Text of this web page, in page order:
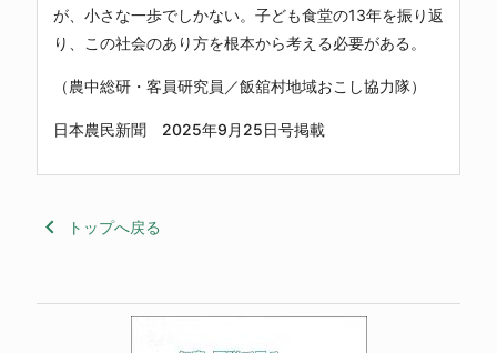
が、小さな一歩でしかない。子ども食堂の13年を振り返
り、この社会のあり方を根本から考える必要がある。
（農中総研・客員研究員／飯舘村地域おこし協力隊）
日本農民新聞 2025年9月25日号掲載
keyboard_arrow_left トップへ戻る